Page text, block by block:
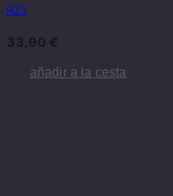
925
33,90 €
añadir a la cesta